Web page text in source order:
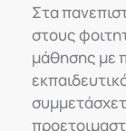
Στα
στους
μάθησης με